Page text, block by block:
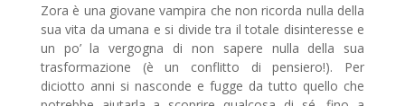
Zora è una giovane vampira che non ricorda nulla della
sua vita da umana e si divide tra il totale disinteresse e
un po’ la vergogna di non sapere nulla della sua
trasformazione (è un conflitto di pensiero!). Per
diciotto anni si nasconde e fugge da tutto quello che